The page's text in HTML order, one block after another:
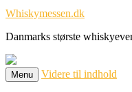
Whiskymessen.dk
Danmarks største
Menu Videre til indhold